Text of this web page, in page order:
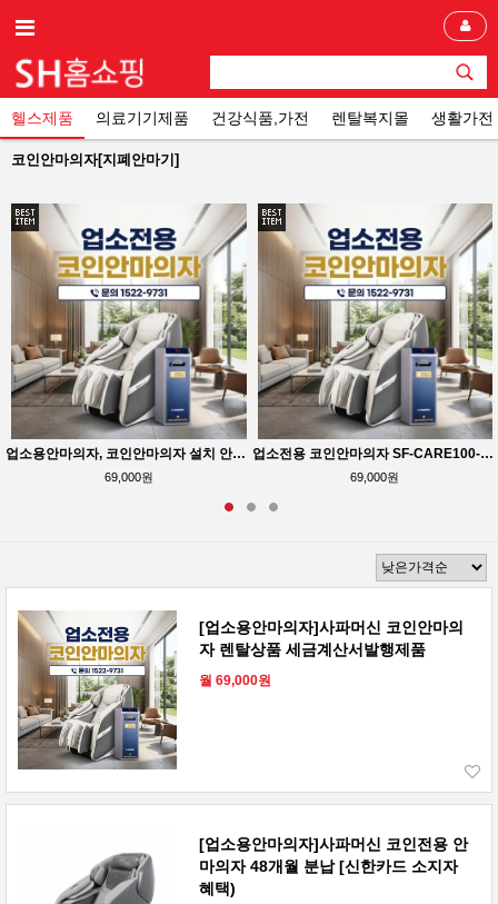
헬스제품 의료기기제품 건강식품,가전 렌탈복지몰 생활가전
코인안마의자[지폐안마기]
업소용안마의자, 코인안마의자 설치 안내. 카드단말기 또는 지폐기 무료장착 행사와 렌탈료 3개월 할인 혜택 제공
69,000원
업소전용 코인안마의자 SF-CARE100-COIN 소개. 발바닥 없는 구조, 카드단말기 무료장착, 렌탈료 3개월 할인 행사 진행 중
69,000원
[업소용안마의자]사파머신 코인안마의
자 렌탈상품 세금계산서발행제품
월 69,000원
[업소용안마의자]사파머신 코인전용 안
마의자 48개월 분납 [신한카드 소지자
혜택)